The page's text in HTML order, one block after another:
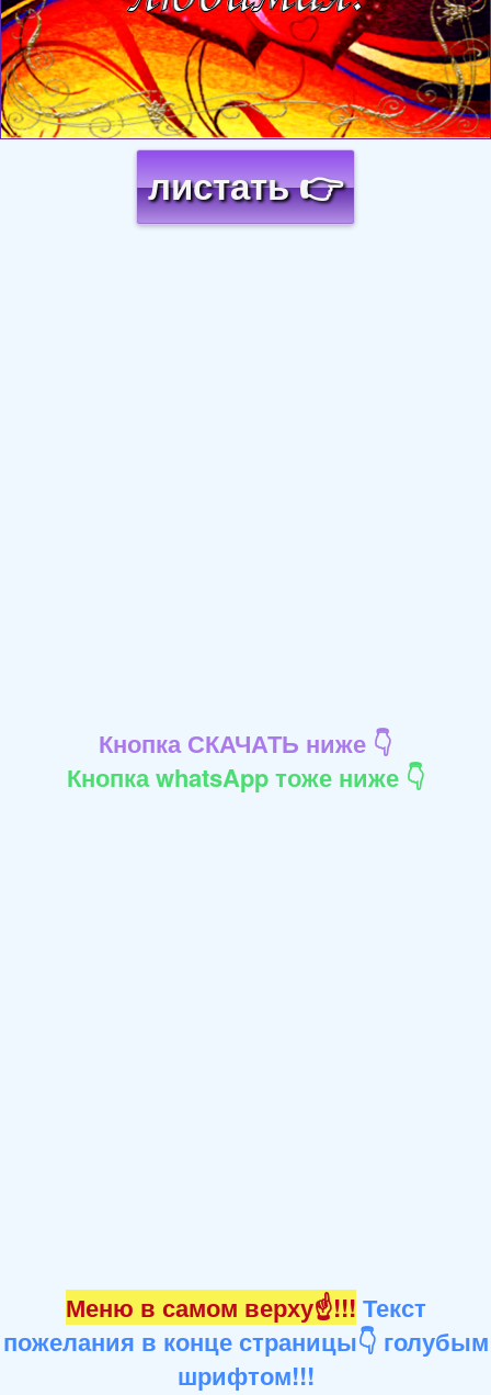
листать 👉
Кнопка СКАЧАТЬ ниже 👇
Кнопка whatsApp тоже ниже 👇
Меню в самом верху☝!!! Текст
пожелания в конце страницы👇 голубым
шрифтом!!!